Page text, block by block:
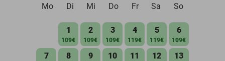
Mo
Di Mi Do Fr Sa So
1
109€
2
109€
3
109€
4
119€
5
119€
6
109€
7 8 9 10 11 12 13